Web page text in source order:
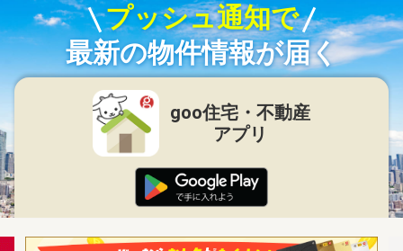
プッシュ通知で
最新の物件情報が届く
goo住宅・不動産
アプリ